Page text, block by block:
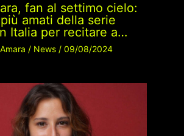
fan al settimo cielo:
amati della serie
Italia per recitare a…
/ News/ 09/08/2024